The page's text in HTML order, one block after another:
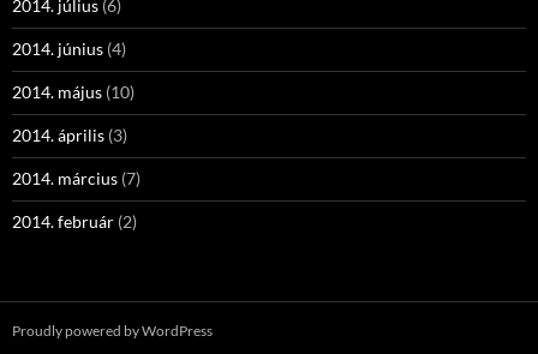
2014. július (6)
2014. június (4)
2014. május (10)
2014. április (3)
2014. március (7)
2014. február (2)
Proudly powered by WordPress